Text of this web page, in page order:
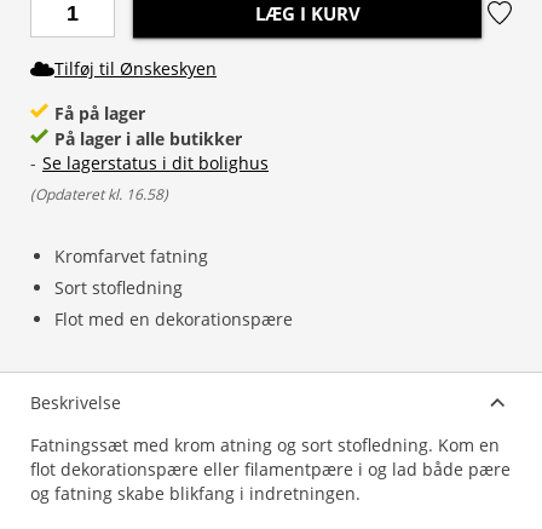
Kromfarvet fatning
Sort stofledning
Flot med en dekorationspære
LÆG I KURV
Tilføj til Ønskeskyen
Få på lager
På lager i alle butikker
- Se lagerstatus i dit bolighus
(Opdateret kl. 16.58)
Beskrivelse
Fatningssæt med krom atning og sort stofledning. Kom en
flot dekorationspære eller filamentpære i og lad både pære
og fatning skabe blikfang i indretningen.